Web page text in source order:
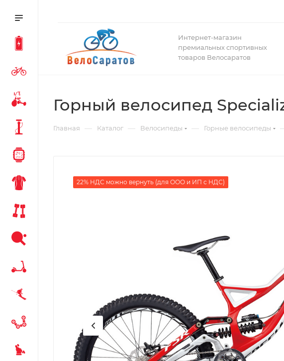
Интернет-магазин
премиальных спортивных
товаров Велосаратов
Горный велосипед
Главная — Каталог — Велосипеды — Горные велосипеды
22% НДС можно вернуть (для ООО и ИП с НДС)